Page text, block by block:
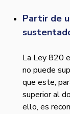
Partir de
La Ley 820
no puede
que este,
superior al
ello, es